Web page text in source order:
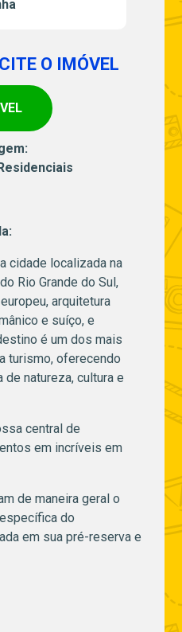
O IMÓVEL
cidade localizada na
Rio Grande do Sul,
arquitetura
e suíço, e
é um dos mais
turismo, oferecendo
natureza, cultura e
central de
em incríveis em
de maneira geral o
do
em sua pré-reserva e